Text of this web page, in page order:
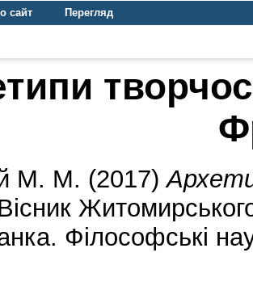
сайт Перегляд
М. М. (2017)
Філософські